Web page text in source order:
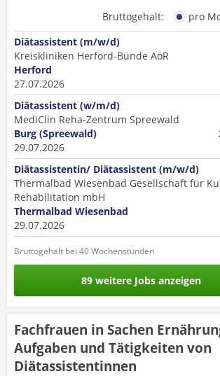
Bruttogehalt: pro
Diätassistent (m/w/d)
Kreiskliniken Herford-Bünde AöR
Herford
27.07.2026
Diätassistent (w/m/d)
MediClin Reha-Zentrum Spreewald
Burg (Spreewald)
29.07.2026
Diätassistentin/ Diätassistent (m/w/d)
Thermalbad Wiesenbad Gesellschaft für
Rehabilitation mbH
Thermalbad Wiesenbad
29.07.2026
Bruttogehalt bei 40 Wochenstunden
89 weitere Jobs anzeigen
Fachfrauen in Sachen
Aufgaben und Tätigkeiten von
Diätassistentinnen